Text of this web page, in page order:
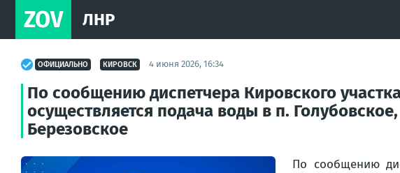
ZOV ЛНР
ОФИЦИАЛЬНО КИРОВСК 4 июня 2026, 16:34
По сообщению диспетчера Кировского
осуществляется подача воды в п.
Березовское
По сообщению